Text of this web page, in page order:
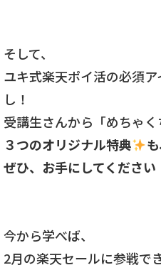
そして、
ユキ式楽天ポイ活の必須
し！
受講生さんから「めちゃ
３つのオリジナル特典
も
ぜひ、お手にしてください
今から学べば、
2月の楽天セールに参戦で